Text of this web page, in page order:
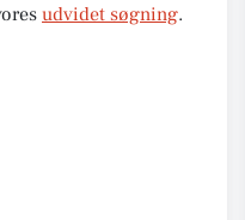
udvidet søgning.